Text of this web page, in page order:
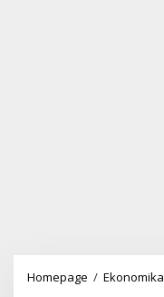
Homepage / Ekonomika